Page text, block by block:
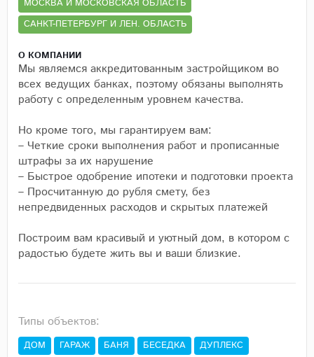
МОСКВА И МОСКОВСКАЯ ОБЛАСТЬ
САНКТ-ПЕТЕРБУРГ И ЛЕН. ОБЛАСТЬ
О КОМПАНИИ
Мы являемся аккредитованным застройщиком во
всех ведущих банках, поэтому обязаны выполнять
работу с определенным уровнем качества.
Но кроме того, мы гарантируем вам:
– Четкие сроки выполнения работ и прописанные
штрафы за их нарушение
– Быстрое одобрение ипотеки и подготовки проекта
– Просчитанную до рубля смету, без
непредвиденных расходов и скрытых платежей
Построим вам красивый и уютный дом, в котором с
радостью будете жить вы и ваши близкие.
Типы объектов:
ДОМ ГАРАЖ БАНЯ БЕСЕДКА
ДУПЛЕКС